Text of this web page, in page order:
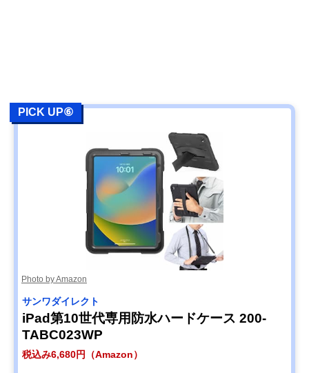
PICK UP⑥
Photo by Amazon
サンワダイレクト
iPad第10世代専用防水ハードケース 200-
TABC023WP
税込み6,680円（Amazon）